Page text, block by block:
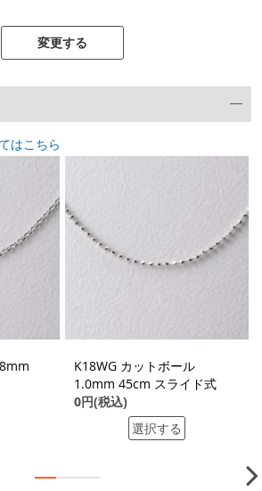
変更する
はこちら
K18WG カットボール
1.0mm 45cm スライド式
0円(税込)
選択する